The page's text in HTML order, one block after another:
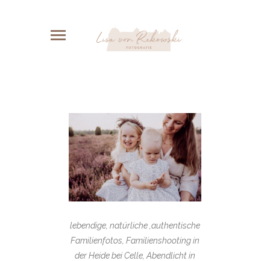
lebendige, natürliche ,authentische
Familienfotos, Familienshooting in
der Heide bei Celle, Abendlicht in